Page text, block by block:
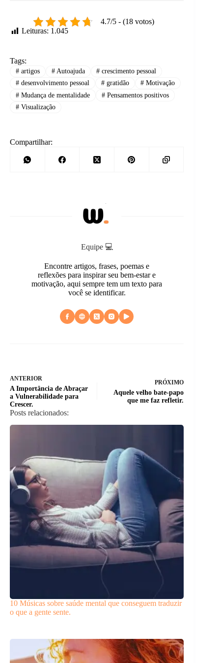
4.7/5 - (18 votos)
Leituras: 1.045
Tags:
#artigos #Autoajuda # crescimento pessoal
#desenvolvimento pessoal #gratidão # Motivação
#Mudança de mentalidade #Pensamentos positivos
#Visualização
Compartilhar:
Equipe 💻
Encontre artigos, frases, poemas e
reflexões para inspirar seu bem-estar e
motivação, aqui sempre tem um texto para
você se identificar.
ANTERIOR
A Importância de Abraçar
a Vulnerabilidade para
Crescer.
PRÓXIMO
Aquele velho bate-papo
que me faz refletir.
Posts relacionados:
10 Músicas sobre saúde mental que conseguem traduzir
o que a gente sente.